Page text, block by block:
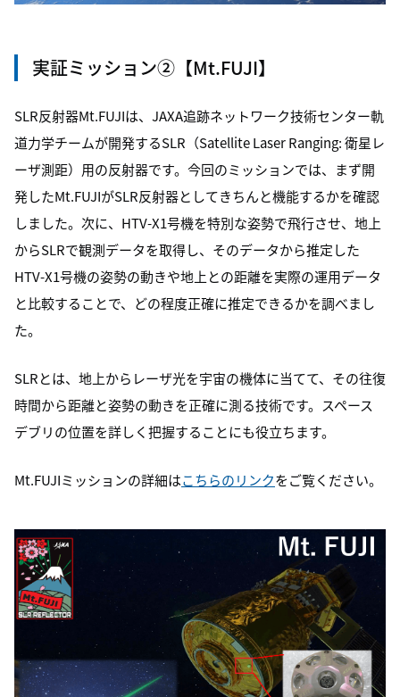
実証ミッション②【Mt.FUJI】
SLR反射器Mt.FUJIは、JAXA追跡ネットワーク技術センター軌
道力学チームが開発するSLR（Satellite Laser Ranging: 衛星レ
ーザ測距）用の反射器です。今回のミッションでは、まず開
発したMt.FUJIがSLR反射器としてきちんと機能するかを確認
しました。次に、HTV-X1号機を特別な姿勢で飛行させ、地上
からSLRで観測データを取得し、そのデータから推定した
HTV-X1号機の姿勢の動きや地上との距離を実際の運用データ
と比較することで、どの程度正確に推定できるかを調べまし
た。
SLRとは、地上からレーザ光を宇宙の機体に当てて、その往復
時間から距離と姿勢の動きを正確に測る技術です。スペース
デブリの位置を詳しく把握することにも役立ちます。
Mt.FUJIミッションの詳細はこちらのリンクをご覧ください。